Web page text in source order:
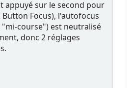
appuyé sur le second pour
Focus), l'autofocus
course") est neutralisé
donc 2 réglages